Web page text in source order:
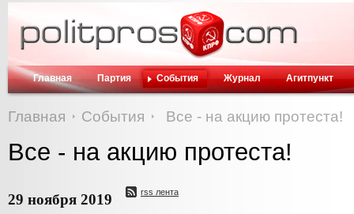
Главная Партия События Журнал Агитпункт
Главная События Все - на акцию протеста!
Все - на акцию протеста!
29 ноября 2019 rss лента